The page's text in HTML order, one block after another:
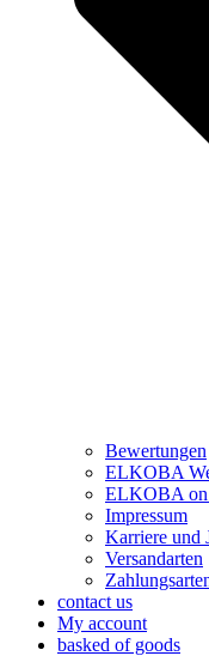
Bewertungen
ELKOBA
ELKOBA on
Impressum
Karriere und
Versandarten
contact us
My account
basked of goods